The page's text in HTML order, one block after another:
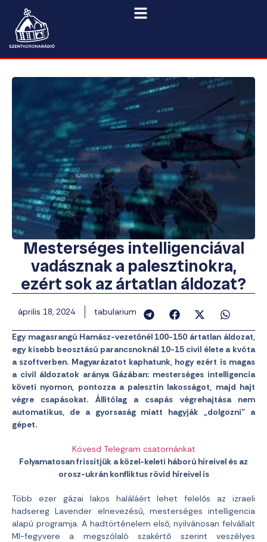
Mesterséges intelligenciával
vadásznak a palesztinokra,
ezért sok az ártatlan áldozat?
április 18, 2024 tabularium
Egy magasrangú Hamász-vezetőnél 100-150 ártatlan áldozat,
egy kisebb beosztású parancsnoknál 10-15 civil élete a kvóta
a szoftverben. Magyarázatot kaphatunk, hogy ezért is magas
a civil áldozatok aránya Gázában: mesterséges intelligencia
követi nyomon, pontozza a palesztin lakosságot, majd hajt
végre csapásokat. Állítólag a csapás végrehajtása nem
automatikus, de a gyorsaság miatt hagyják „dolgozni” a
gépet.
Kövesd Telegram csatornánkat
Folyamatosan frissítjük a közel-keleti háború híreivel és az
orosz-ukrán konfliktus rövid híreivel is
Több ezer gázai lakos haláláért lehet felelős az izraeli
hadsereg Lavender elnevezésű, mesterséges intelligencia
alapú programja. A hadtörténelem első, nyilvánosan felvállalt
MI-fegyvere a megszólaló szakértő szerint veszélyes